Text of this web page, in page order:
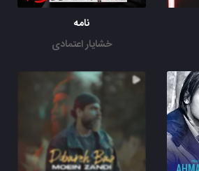
نامه
خشایار اعتمادی